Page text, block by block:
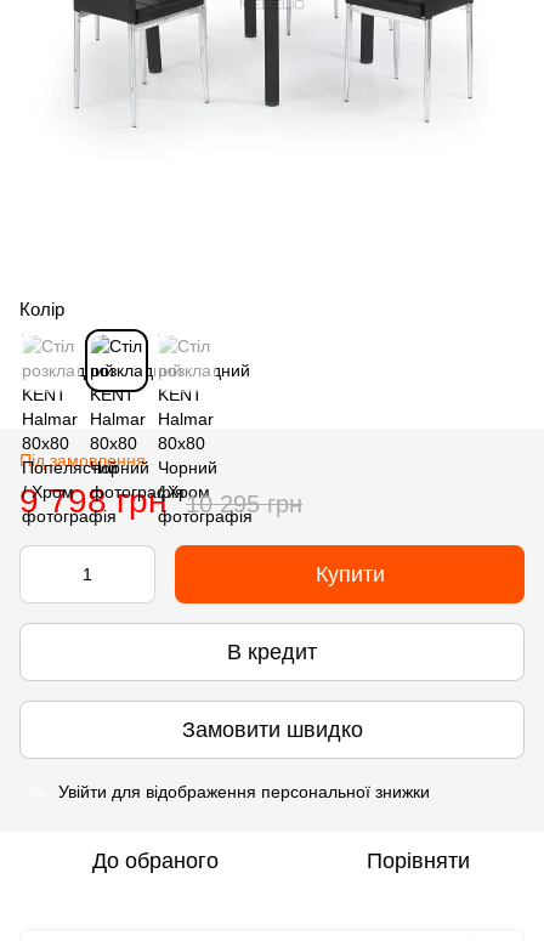
Колір
Під замовлення
9 798 грн 10 295 грн
Купити
В кредит
Замовити швидко
Увійти для відображення персональної знижки
До обраного Порівняти